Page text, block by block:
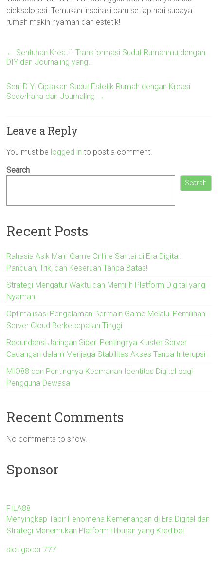
dieksplorasi. Temukan inspirasi baru setiap hari supaya
rumah makin nyaman dan estetik!
← Sentuhan Kreatif: Transformasi Sudut Rumahmu dengan
DIY dan Journaling yang…
Seni DIY: Ciptakan Sudut Estetik Rumah dengan Kreasi
Sederhana dan Journaling →
Leave a Reply
You must be logged in to post a comment.
Search
Search
Recent Posts
Rahasia Asik Main Game Online Santai di Era Digital:
Panduan, Trik, dan Keseruan Tanpa Batas!
Strategi Mengatur Waktu dan Memilih Platform Digital yang
Nyaman
Optimalisasi Pengalaman Bermain Game Melalui Pemilihan
Server Cloud Berkecepatan Tinggi
Redundansi Jaringan Siber: Pentingnya Kluster Server
Cadangan dalam Menjaga Stabilitas Akses Tanpa Interupsi
MIO88 dan Pentingnya Keamanan Identitas Digital bagi
Pengguna Dewasa
Recent Comments
No comments to show.
Sponsor
FILA88
Menyingkap Tabir Fenomena Kemenangan di Era Digital dan
Strategi Menemukan Platform Hiburan yang Kredibel
slot gacor 777